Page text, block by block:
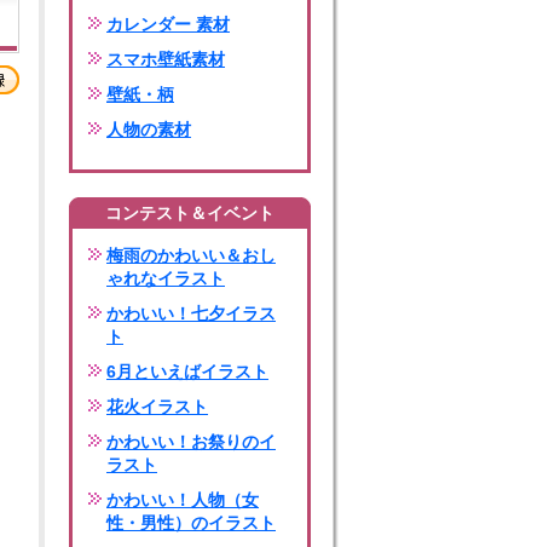
カレンダー 素材
スマホ壁紙素材
壁紙・柄
人物の素材
コンテスト＆イベント
梅雨のかわいい＆おし
ゃれなイラスト
かわいい！七夕イラス
ト
6月といえばイラスト
花火イラスト
かわいい！お祭りのイ
ラスト
かわいい！人物（女
性・男性）のイラスト